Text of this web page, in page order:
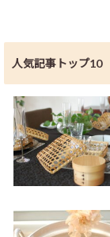
人気記事トップ10